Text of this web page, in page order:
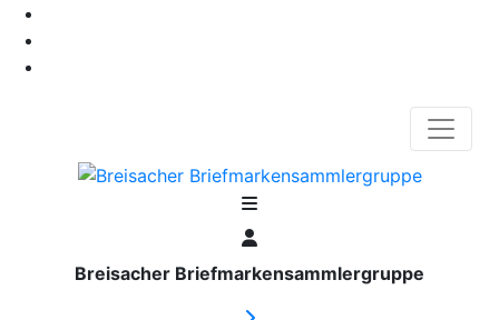
Breisacher Briefmarkensammlergruppe